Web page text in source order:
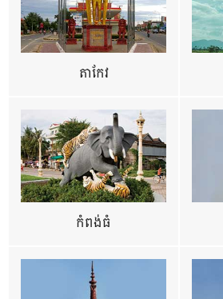
តាកែវ
កំពង់ធំ